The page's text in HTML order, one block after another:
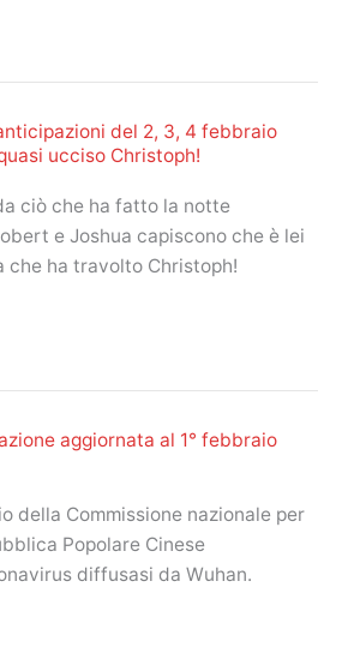
del 2, 3, 4 febbraio
ucciso Christoph!
ciò che ha fatto la notte
e Joshua capiscono che è lei
che ha travolto Christoph!
aggiornata al 1° febbraio
della Commissione nazionale per
Popolare Cinese
diffusasi da Wuhan.